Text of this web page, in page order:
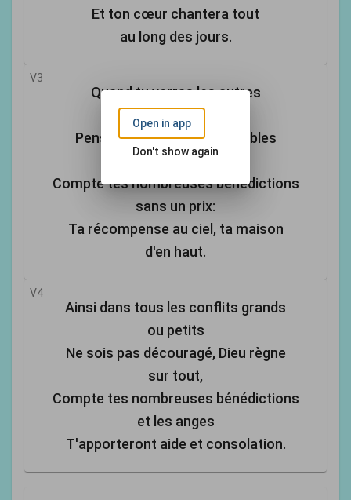
Et ton cœur chantera tout
au long des jours.
V3
Quand tu verras les autres
avec or et terre,
Pense aux richesses ineffables
que Christ promit,
Compte tes nombreuses bénédictions
sans un prix:
Ta récompense au ciel, ta maison
d'en haut.
V4
Ainsi dans tous les conflits grands
ou petits
Ne sois pas découragé, Dieu règne
sur tout,
Compte tes nombreuses bénédictions
et les anges
T'apporteront aide et consolation.
Open in app
Don't show again